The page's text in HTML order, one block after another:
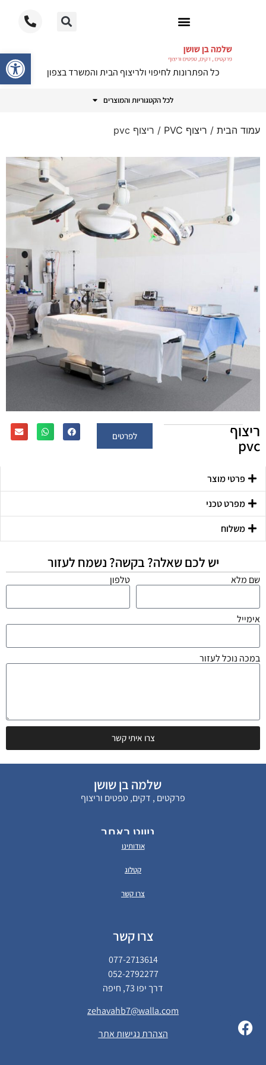
פתח
כל הפתרונות לחיפוי ולריצוף הבית והמשרד בצפון
לכל הקטגוריות והמוצרים
עמוד הבית / ריצוף PVC / ריצוף pvc
ריצוף
pvc לפרטים
פרטי מוצר
מפרט טכני
משלוח
יש לכם שאלה? בקשה? נשמח לעזור
שם מלא טלפון
אימייל
במכה נוכל לעזור
צרו איתי קשר
שלמה בן שושן
פרקטים , דקים, טפטים וריצוף
ניווט באתר
אודותינו
קטלוג
צרו קשר
צרו קשר
077-2713614
052-2792277
דרך יפו 73, חיפה
zehavahb7@walla.com
הצהרת נגישות אתר